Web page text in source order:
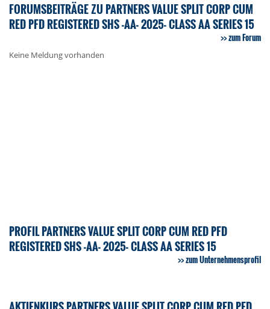
FORUMSBEITRÄGE ZU PARTNERS VALUE SPLIT CORP CUM
RED PFD REGISTERED SHS -AA- 2025- CLASS AA SERIES 15
zum Forum
Keine Meldung vorhanden
PROFIL PARTNERS VALUE SPLIT CORP CUM RED PFD
REGISTERED SHS -AA- 2025- CLASS AA SERIES 15
zum Unternehmensprofil